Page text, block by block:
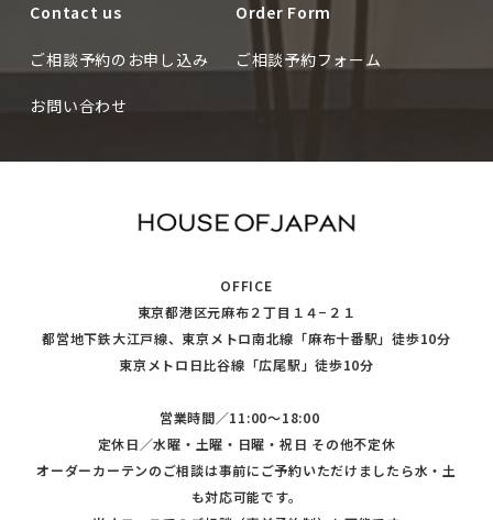
Contact us
ご相談予約のお申し込み
お問い合わせ
Order Form
ご相談予約フォーム
OFFICE
東京都港区元麻布２丁目１４−２１
都営地下鉄大江戸線、東京メトロ南北線「麻布十番駅」徒歩10分
東京メトロ日比谷線「広尾駅」徒歩10分
営業時間／11:00〜18:00
定休日／水曜・土曜・日曜・祝日 その他不定休
オーダーカーテンのご相談は事前にご予約いただけましたら水・土
も対応可能です。